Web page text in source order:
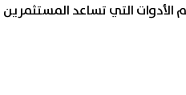
التي تساعد المستثمرين